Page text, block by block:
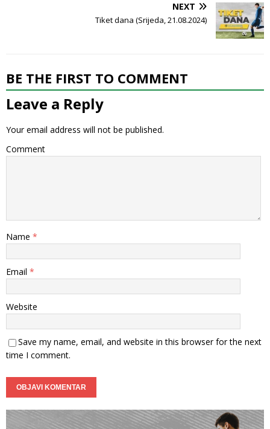
NEXT
Tiket dana (Srijeda, 21.08.2024)
BE THE FIRST TO COMMENT
Leave a Reply
Your email address will not be published.
Comment
Name *
Email *
Website
Save my name, email, and website in this browser for the next
time I comment.